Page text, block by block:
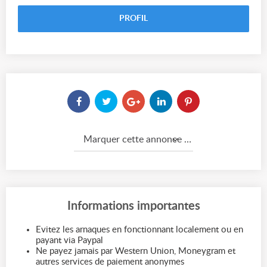
PROFIL
Marquer cette annonce comme...
Informations importantes
Evitez les arnaques en fonctionnant localement ou en
payant via Paypal
Ne payez jamais par Western Union, Moneygram et
autres services de paiement anonymes